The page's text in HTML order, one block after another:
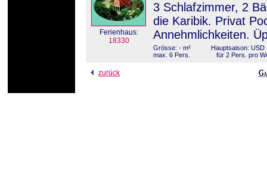
Ferienhaus:
18330
3 Schlafzimmer, 2
die Karibik. Privat
Annehmlichkeiten.
Grösse: - m²
max. 6 Pers.
Hauptsaison: USD
für 2 Pers. pro
zurück